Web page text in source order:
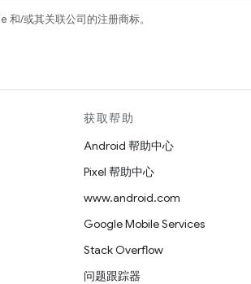
/或其关联公司的注册商标。
获取帮助
Android 帮助中心
Pixel 帮助中心
www.android.com
Google Mobile Services
Stack Overflow
问题跟踪器